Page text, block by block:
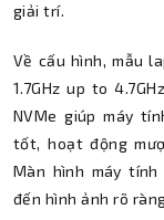
giải trí.
Về cấu hình, mẫu
1.7GHz up to
NVMe giúp máy
tốt, hoạt động
Màn hình máy tính
đến hình ảnh rõ